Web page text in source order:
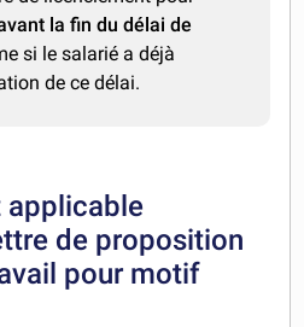
la fin du délai de
si le salarié a déjà
de ce délai.
applicable
de proposition
pour motif